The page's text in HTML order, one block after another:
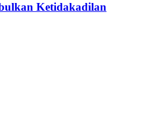
Ketidakadilan